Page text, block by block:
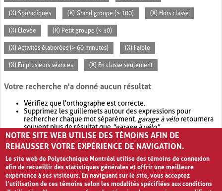
(X) Sporadiques (X) Grand groupe (> 100) (X) Hors classe
(X) Élevée (X) Petit groupe (< 30)
(X) Activités élaborées (> 60 minutes) (X) Faible
(X) En plusieurs séances (X) En classe seulement
Votre recherche n'a donné aucun résultat
Vérifiez que l'orthographe est correcte.
Supprimez les guillemets autour des expressions pour
rechercher chaque mot séparément. garage à véloretournera
souvent plus de résultat que"garage à vélo".
Envisagez d'élargir votre recherche avec OR.garage OR vélo
retournera souvent plus de résultat quegarage à vélo
NOTRE SITE WEB UTILISE DES TÉMOINS AFIN DE
REHAUSSER VOTRE EXPÉRIENCE DE NAVIGATION.
Le site web de Polytechnique Montréal utilise des témoins de connexion
afin de recueillir des statistiques générales et offrir une meilleure
expérience à ses visiteurs. En naviguant sur le site, vous acceptez
l’utilisation de ces témoins selon les modalités spécifiées aux conditions